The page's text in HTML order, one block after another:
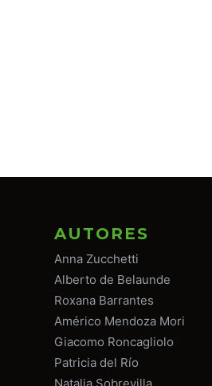
AUTORES
Anna Zucchetti
Alberto de Belaunde
Roxana Barrantes
Américo Mendoza Mori
Giacomo Roncagliolo
Patricia del Río